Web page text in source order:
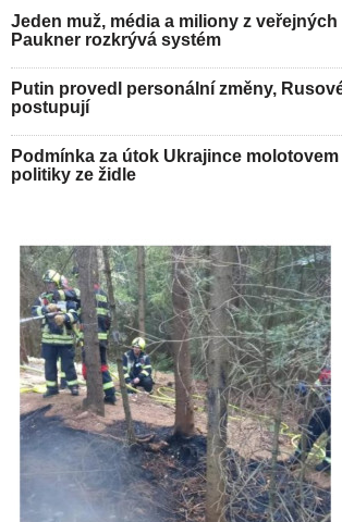
Jeden muž, média a miliony z veřejných
Paukner rozkrývá systém
Putin provedl personální změny,
postupují
Podmínka za útok Ukrajince
politiky ze židle